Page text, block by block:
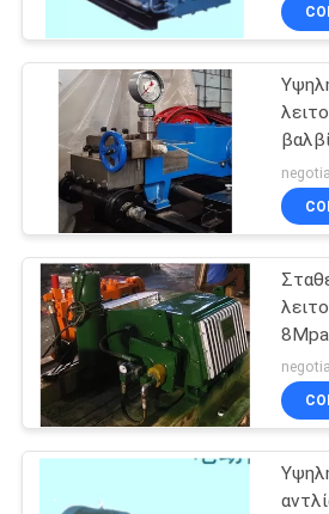
ΈΛΕΓΧΟΣ
ΜΑΣ
ΕΛΆΤΕ
ΕΠΑΦΉ
ΜΕ
ΖΗΤΉΣΤΕ
ΈΝΑ
ΑΠΌΣΠΑΣΜΑ
SITEMAP
αντλία
Γεωτρήσεις
λάσπη
de -